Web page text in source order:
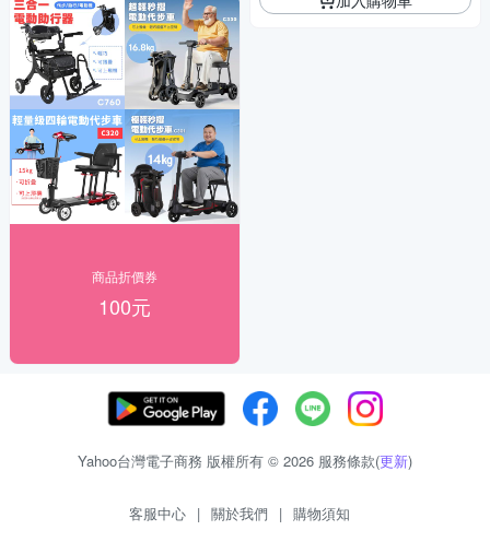
商品折價券
100元
Yahoo台灣電子商務 版權所有 © 2026 服務條款(更新)
客服中心 | 關於我們 | 購物須知